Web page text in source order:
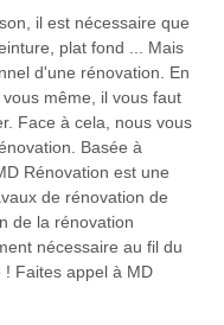
il est nécessaire que
plat fond ... Mais
d'une rénovation. En
même, il vous faut
Face à cela, nous vous
Basée à
Rénovation est une
de rénovation de
de la rénovation
nécessaire au fil du
Faites appel à MD